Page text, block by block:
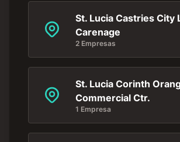
St. Lucia Castries City
Carenage
2 Empresas
St. Lucia Corinth
Commercial Ctr.
1 Empresa